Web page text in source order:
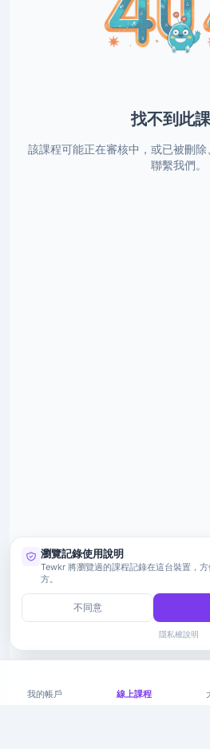
找不到此
該課程可能正在審核中，或已被刪
聯繫我們。
我的帳戶 線上課程
瀏覽記錄使用說明
Tewkr 將瀏覽過的課程記錄在這台裝置，
方。
不同意
隱私權說明